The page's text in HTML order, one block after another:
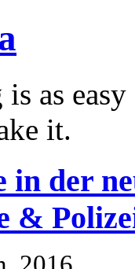
as
it.
in der
&